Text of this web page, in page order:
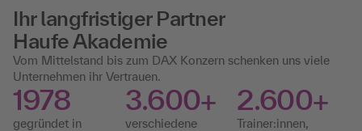
Ihr langfristiger Partner
Haufe Akademie
Vom Mittelstand bis zum DAX Konzern schenken uns viele
Unternehmen ihr Vertrauen.
1978
gegründet in
3.600+
verschiedene
2.600+
Trainer:innen,